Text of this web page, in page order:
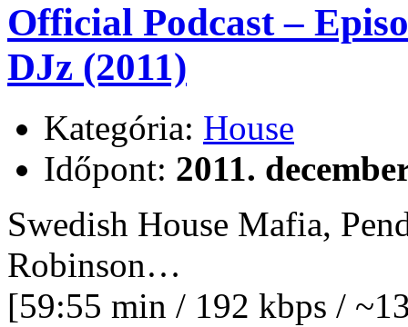
Official Podcast –
DJz (2011)
Kategória: House
Időpont: 2011.
Swedish House Mafia,
Robinson…
[59:55 min / 192 kbps /